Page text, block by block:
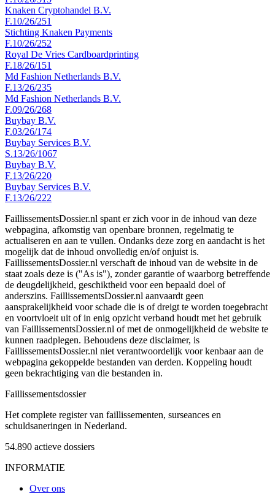
Knaken Cryptohandel B.V.
F.10/26/251
Stichting Knaken Payments
F.10/26/252
Royal De Vries Cardboardprinting
F.18/26/151
Md Fashion Netherlands B.V.
F.13/26/235
Md Fashion Netherlands B.V.
F.09/26/268
Buybay B.V.
F.03/26/174
Buybay Services B.V.
S.13/26/1067
Buybay B.V.
F.13/26/220
Buybay Services B.V.
F.13/26/222
FaillissementsDossier.nl spant er zich voor in de inhoud van deze
webpagina, afkomstig van openbare bronnen, regelmatig te
actualiseren en aan te vullen. Ondanks deze zorg en aandacht is het
mogelijk dat de inhoud onvolledig en/of onjuist is.
FaillissementsDossier.nl verschaft de inhoud van de website in de
staat zoals deze is ("As is"), zonder garantie of waarborg betreffende
de deugdelijkheid, geschiktheid voor een bepaald doel of
anderszins. FaillissementsDossier.nl aanvaardt geen
aansprakelijkheid voor schade die is of dreigt te worden toegebracht
en voortvloeit uit of in enig opzicht verband houdt met het gebruik
van FaillissementsDossier.nl of met de onmogelijkheid de website te
kunnen raadplegen. Behoudens deze disclaimer, is
FaillissementsDossier.nl niet verantwoordelijk voor kenbaar aan de
webpagina gekoppelde bestanden van derden. Koppeling houdt
geen bekrachtiging van die bestanden in.
Faillissementsdossier
Het complete register van faillissementen, surseances en
schuldsaneringen in Nederland.
54.890 actieve dossiers
INFORMATIE
Over ons